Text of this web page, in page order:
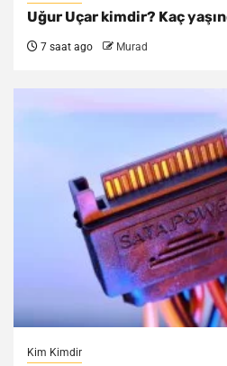
Uğur Uçar kimdir? Kaç
7 saat ago Murad
Kim Kimdir